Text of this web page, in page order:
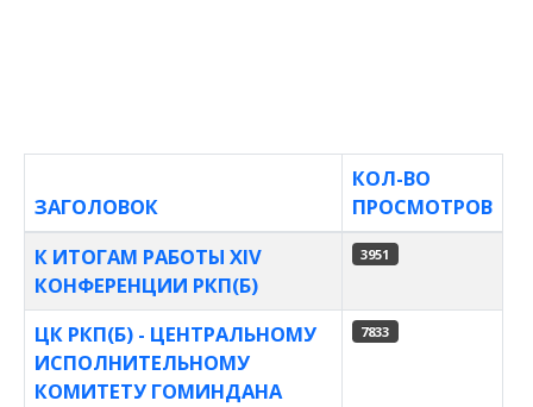
Материалы
ЗАГОЛОВОК
КОЛ-ВО
ПРОСМОТРОВ
К ИТОГАМ РАБОТЫ XIV
КОНФЕРЕНЦИИ РКП(Б)
3951
ЦК РКП(Б) - ЦЕНТРАЛЬНОМУ
ИСПОЛНИТЕЛЬНОМУ
КОМИТЕТУ ГОМИНДАНА
7833